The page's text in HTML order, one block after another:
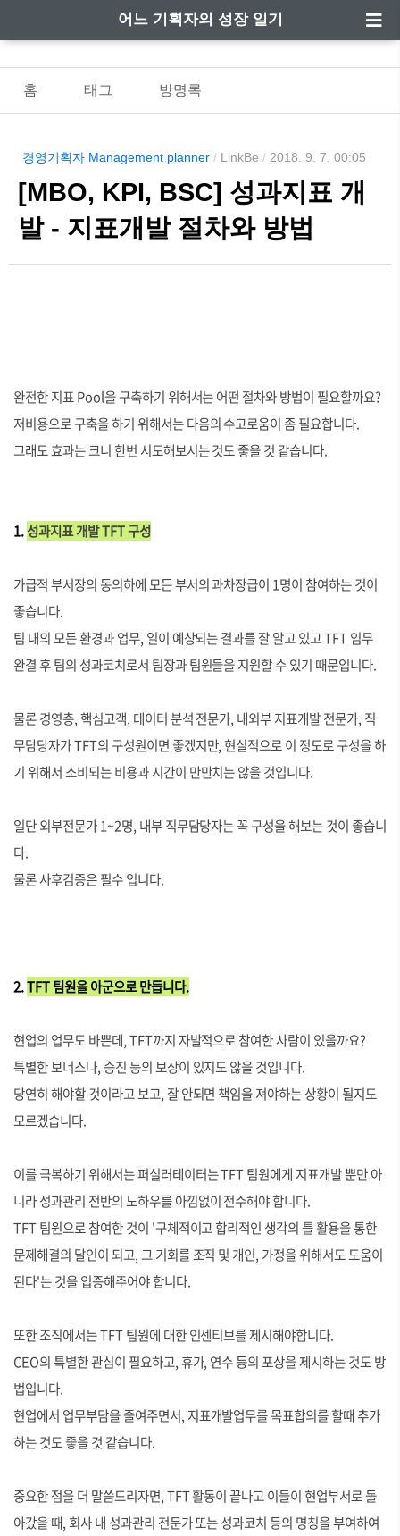
어느 기획자의 성장 일기
홈 태그 방명록
경영기획자 Management planner / LinkBe / 2018. 9. 7. 00:05
[MBO, KPI, BSC] 성과지표 개
발 - 지표개발 절차와 방법
완전한 지표 Pool을 구축하기 위해서는 어떤 절차와 방법이 필요할까요?
저비용으로 구축을 하기 위해서는 다음의 수고로움이 좀 필요합니다.
그래도 효과는 크니 한번 시도해보시는 것도 좋을 것 같습니다.
1.성과지표 개발 TFT 구성
가급적 부서장의 동의하에 모든 부서의 과차장급이 1명이 참여하는 것이
좋습니다.
팀 내의 모든 환경과 업무, 일이 예상되는 결과를 잘 알고 있고 TFT 임무
완결 후 팀의 성과코치로서 팀장과 팀원들을 지원할 수 있기 때문입니다.
물론 경영층, 핵심고객, 데이터 분석 전문가, 내외부 지표개발 전문가, 직
무담당자가 TFT의 구성원이면 좋겠지만, 현실적으로 이 정도로 구성을 하
기 위해서 소비되는 비용과 시간이 만만치는 않을 것입니다.
일단 외부전문가 1~2명, 내부 직무담당자는 꼭 구성을 해보는 것이 좋습니
다.
물론 사후검증은 필수 입니다.
2.TFT 팀원을 아군으로 만듭니다.
현업의 업무도 바쁜데, TFT까지 자발적으로 참여한 사람이 있을까요?
특별한 보너스나, 승진 등의 보상이 있지도 않을 것입니다.
당연히 해야할 것이라고 보고, 잘 안되면 책임을 져야하는 상황이 될지도
모르겠습니다.
이를 극복하기 위해서는 퍼실러테이터는 TFT 팀원에게 지표개발 뿐만 아
니라 성과관리 전반의 노하우를 아낌없이 전수해야 합니다.
TFT 팀원으로 참여한 것이 '구체적이고 합리적인 생각의 틀 활용을 통한
문제해결의 달인이 되고, 그 기회를 조직 및 개인, 가정을 위해서도 도움이
된다'는 것을 입증해주어야 합니다.
또한 조직에서는 TFT 팀원에 대한 인센티브를 제시해야합니다.
CEO의 특별한 관심이 필요하고, 휴가, 연수 등의 포상을 제시하는 것도 방
법입니다.
현업에서 업무부담을 줄여주면서, 지표개발업무를 목표합의를 할때 추가
하는 것도 좋을 것 같습니다.
중요한 점을 더 말씀드리자면, TFT 활동이 끝나고 이들이 현업부서로 돌
아갔을 때, 회사 내 성과관리 전문가 또는 성과코치 등의 명칭을 부여하여